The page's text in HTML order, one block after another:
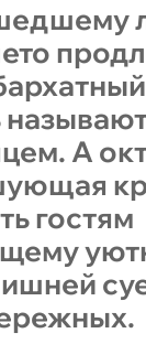
А
гостям